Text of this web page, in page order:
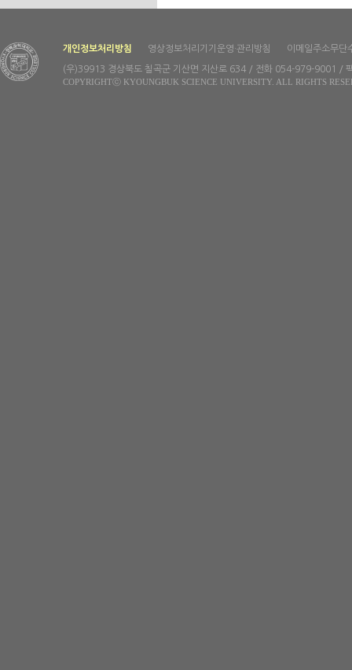
개인정보처리방침 영상정보처리기기운영·관리방침 이메일주소무단
(우)39913 경상북도 칠곡군 기산면 지산로 634 / 전화 054-979-9001 /
COPYRIGHTⓒ KYOUNGBUK SCIENCE UNIVERSITY. ALL RIGHTS